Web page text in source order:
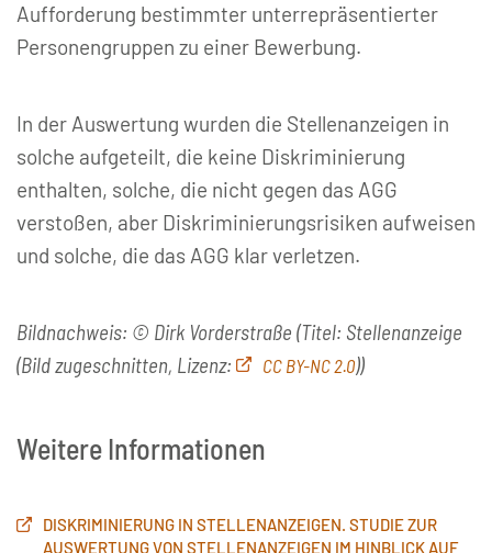
Aufforderung bestimmter unterrepräsentierter
Personengruppen zu einer Bewerbung.
In der Auswertung wurden die Stellenanzeigen in
solche aufgeteilt, die keine Diskriminierung
enthalten, solche, die nicht gegen das AGG
verstoßen, aber Diskriminierungsrisiken aufweisen
und solche, die das AGG klar verletzen.
Bildnachweis: © Dirk Vorderstraße (Titel: Stellenanzeige
(Bild zugeschnitten, Lizenz:
CC BY-NC 2.0))
Weitere Informationen
DISKRIMINIERUNG IN STELLENANZEIGEN. STUDIE ZUR
AUSWERTUNG VON STELLENANZEIGEN IM HINBLICK AUF